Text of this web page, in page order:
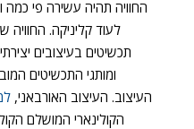
החוויה תהיה עשירה פי
לעוד קליניקה. החוויה
תכשיטים בעיצובים
העיצוב. העיצוב האורבאני,
הקולינארי המושלם